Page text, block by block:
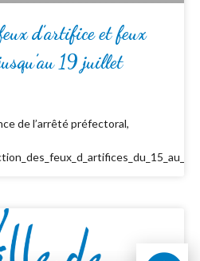
d’artifice et feux
19 juillet
de l’arrêté préfectoral,